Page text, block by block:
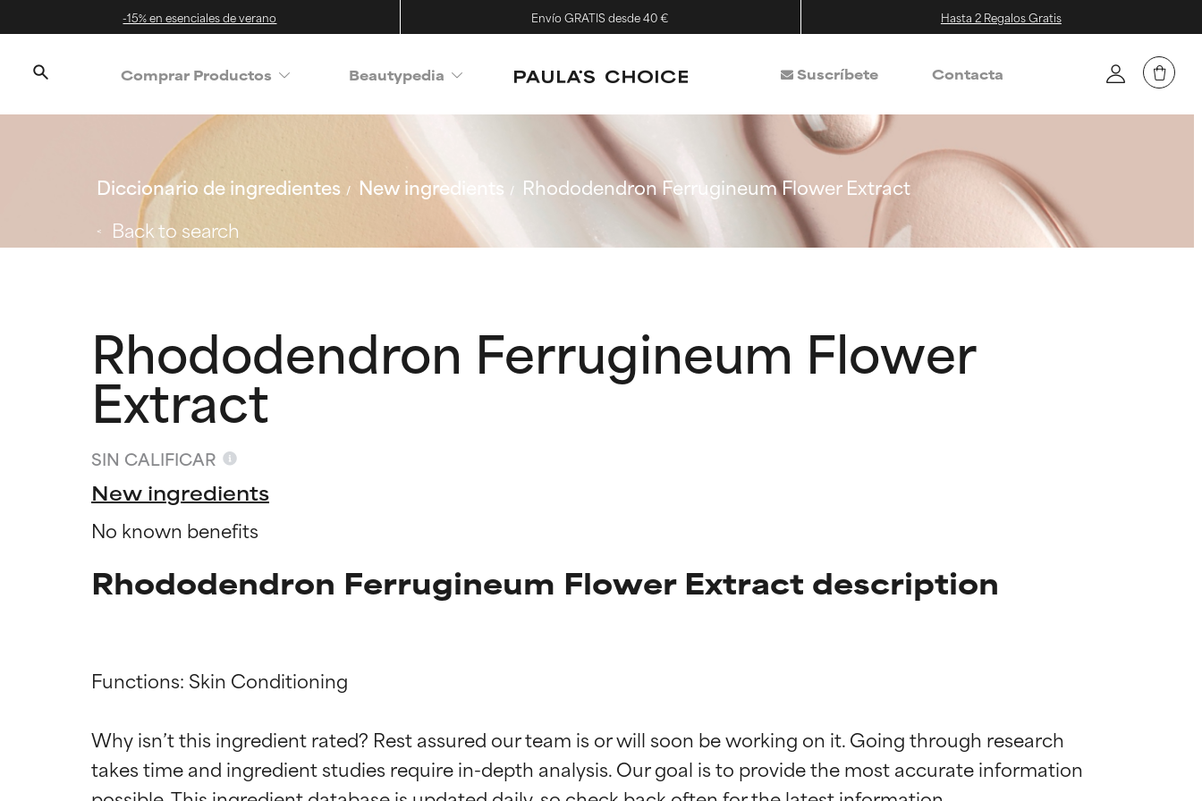
-15% en esenciales de verano Envío GRATIS desde 40 € Hasta 2 Regalos Gratis
Comprar Productos Beautypedia Suscríbete Contacta
Diccionario de ingredientes New ingredients
Rhododendron Ferrugineum Flower Extract
Back to search
Rhododendron Ferrugineum Flower
Extract
SIN CALIFICAR
New ingredients
No known benefits
Rhododendron Ferrugineum Flower Extract description
Functions: Skin Conditioning
Why isn’t this ingredient rated? Rest assured our team is or will soon be working on it. Going through research
takes time and ingredient studies require in-depth analysis. Our goal is to provide the most accurate information
EXCELENTE
Ingrediente sobresaliente con beneficios reales para la piel. Su eficacia está demostrada y
EXCELENTE
Ingrediente sobresaliente con beneficios reales para la piel. Su eficacia está demostrada y